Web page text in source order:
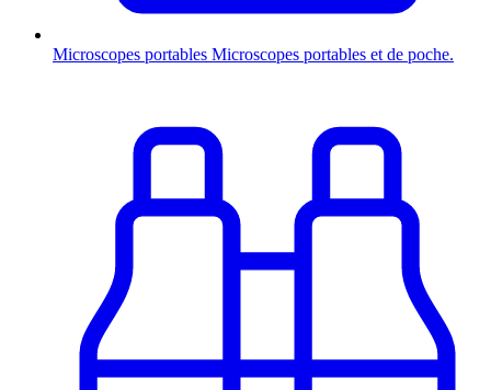
Microscopes portables Microscopes portables et de poche.